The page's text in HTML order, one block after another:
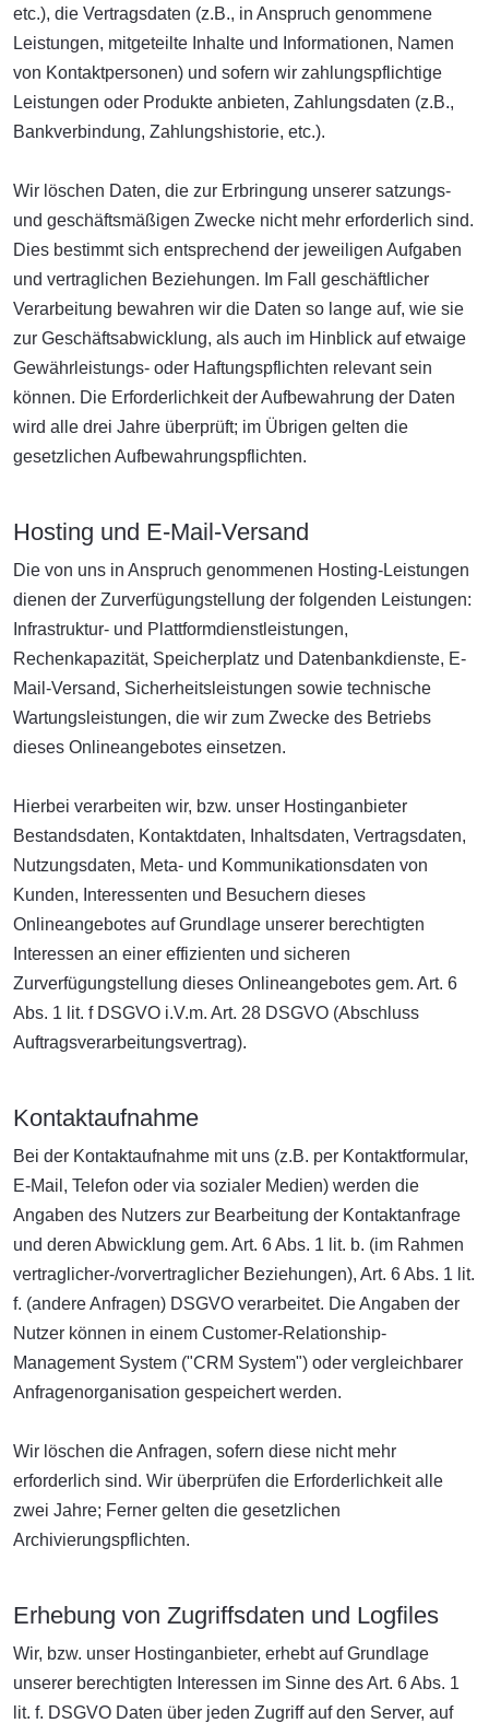
etc.), die Vertragsdaten (z.B., in Anspruch genommene
Leistungen, mitgeteilte Inhalte und Informationen, Namen
von Kontaktpersonen) und sofern wir zahlungspflichtige
Leistungen oder Produkte anbieten, Zahlungsdaten (z.B.,
Bankverbindung, Zahlungshistorie, etc.).
Wir löschen Daten, die zur Erbringung unserer satzungs-
und geschäftsmäßigen Zwecke nicht mehr erforderlich sind.
Dies bestimmt sich entsprechend der jeweiligen Aufgaben
und vertraglichen Beziehungen. Im Fall geschäftlicher
Verarbeitung bewahren wir die Daten so lange auf, wie sie
zur Geschäftsabwicklung, als auch im Hinblick auf etwaige
Gewährleistungs- oder Haftungspflichten relevant sein
können. Die Erforderlichkeit der Aufbewahrung der Daten
wird alle drei Jahre überprüft; im Übrigen gelten die
gesetzlichen Aufbewahrungspflichten.
Hosting und E-Mail-Versand
Die von uns in Anspruch genommenen Hosting-Leistungen
dienen der Zurverfügungstellung der folgenden Leistungen:
Infrastruktur- und Plattformdienstleistungen,
Rechenkapazität, Speicherplatz und Datenbankdienste, E-
Mail-Versand, Sicherheitsleistungen sowie technische
Wartungsleistungen, die wir zum Zwecke des Betriebs
dieses Onlineangebotes einsetzen.
Hierbei verarbeiten wir, bzw. unser Hostinganbieter
Bestandsdaten, Kontaktdaten, Inhaltsdaten, Vertragsdaten,
Nutzungsdaten, Meta- und Kommunikationsdaten von
Kunden, Interessenten und Besuchern dieses
Onlineangebotes auf Grundlage unserer berechtigten
Interessen an einer effizienten und sicheren
Zurverfügungstellung dieses Onlineangebotes gem. Art. 6
Abs. 1 lit. f DSGVO i.V.m. Art. 28 DSGVO (Abschluss
Auftragsverarbeitungsvertrag).
Kontaktaufnahme
Bei der Kontaktaufnahme mit uns (z.B. per Kontaktformular,
E-Mail, Telefon oder via sozialer Medien) werden die
Angaben des Nutzers zur Bearbeitung der Kontaktanfrage
und deren Abwicklung gem. Art. 6 Abs. 1 lit. b. (im Rahmen
vertraglicher-/vorvertraglicher Beziehungen), Art. 6 Abs. 1 lit.
f. (andere Anfragen) DSGVO verarbeitet. Die Angaben der
Nutzer können in einem Customer-Relationship-
Management System ("CRM System") oder vergleichbarer
Anfragenorganisation gespeichert werden.
Wir löschen die Anfragen, sofern diese nicht mehr
erforderlich sind. Wir überprüfen die Erforderlichkeit alle
zwei Jahre; Ferner gelten die gesetzlichen
Archivierungspflichten.
Erhebung von Zugriffsdaten und Logfiles
Wir, bzw. unser Hostinganbieter, erhebt auf Grundlage
unserer berechtigten Interessen im Sinne des Art. 6 Abs. 1
lit. f. DSGVO Daten über jeden Zugriff auf den Server, auf